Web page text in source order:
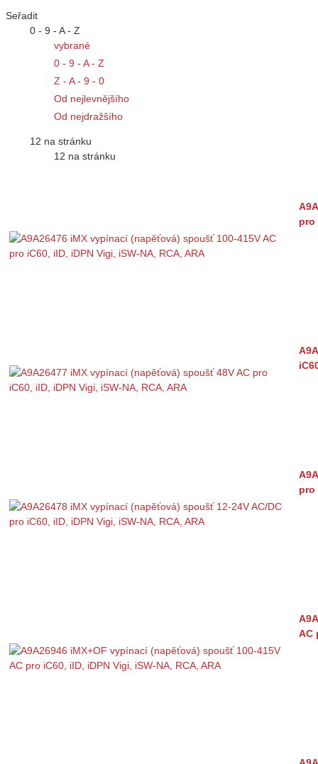
Seřadit
0 - 9 - A - Z
vybrané
0 - 9 - A - Z
Z - A - 9 - 0
Od nejlevnějšího
Od nejdražšího
12 na stránku
12 na stránku
pro
pro
AC